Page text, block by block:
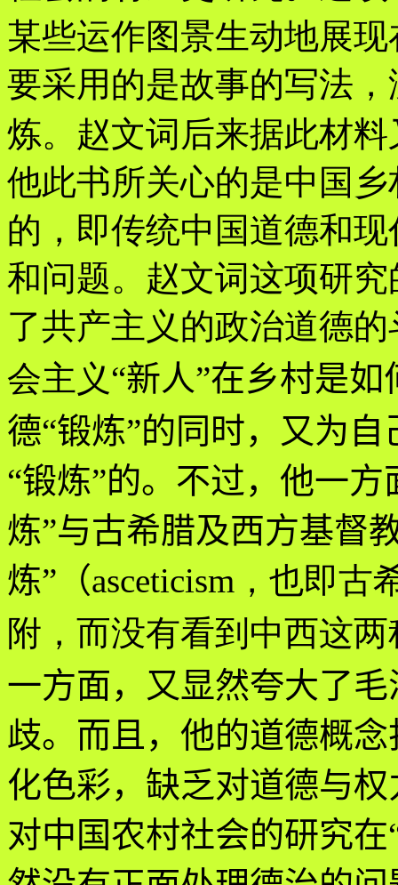
某些运作图景生动地展
要采用的是故事的写法
炼。赵文词后来据此材
他此书所关心的是中国
的，即传统中国道德和
和问题。赵文词这项研
了共产主义的政治道德
会主义“新人”在乡村是如
德“锻炼”的同时，又为
“锻炼”的。不过，他一
炼”与古希腊及西方基督
炼” （asceticism，也即古
附，而没有看到中西这两
一方面，又显然夸大了
歧。而且，他的道德概
化色彩，缺乏对道德与
对中国农村社会的研究在